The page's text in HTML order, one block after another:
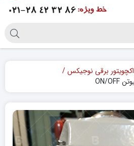
اکچویتور برقی نوجیکس